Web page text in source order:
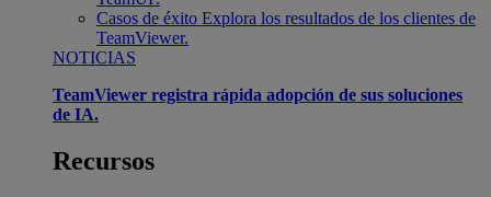
Casos de éxito Explora los resultados de los clientes de
TeamViewer.
NOTICIAS
TeamViewer registra rápida adopción de sus soluciones
de IA.
Recursos